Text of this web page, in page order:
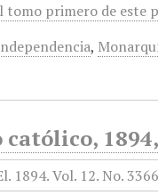
tomo primero de este
,